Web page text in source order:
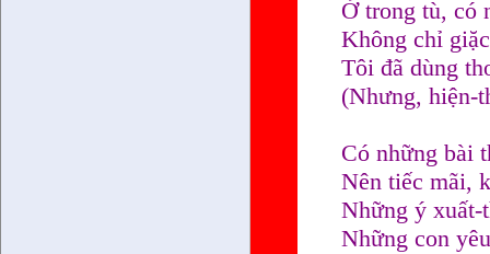
Ở trong tù, có
Không chỉ
Tôi đã dùng
(Nhưng, hiện-
Có những bài
Nên tiếc mãi,
Những ý xuất-
Những con